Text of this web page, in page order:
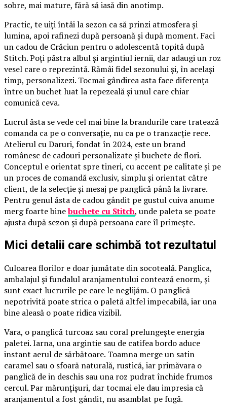
sobre, mai mature, fără să iasă din anotimp.
Practic, te uiți întâi la sezon ca să prinzi atmosfera și
lumina, apoi rafinezi după persoană și după moment. Faci
un cadou de Crăciun pentru o adolescentă topită după
Stitch. Poți păstra albul și argintiul iernii, dar adaugi un roz
vesel care o reprezintă. Rămâi fidel sezonului și, în același
timp, personalizezi. Tocmai gândirea asta face diferența
între un buchet luat la repezeală și unul care chiar
comunică ceva.
Lucrul ăsta se vede cel mai bine la brandurile care tratează
comanda ca pe o conversație, nu ca pe o tranzacție rece.
Atelierul cu Daruri, fondat în 2024, este un brand
românesc de cadouri personalizate și buchete de flori.
Conceptul e orientat spre tineri, cu accent pe calitate și pe
un proces de comandă exclusiv, simplu și orientat către
client, de la selecție și mesaj pe panglică până la livrare.
Pentru genul ăsta de cadou gândit pe gustul cuiva anume
merg foarte binebuchete cu Stitch, unde paleta se poate
ajusta după sezon și după persoana care îl primește.
Mici detalii care schimbă tot rezultatul
Culoarea florilor e doar jumătate din socoteală. Panglica,
ambalajul și fundalul aranjamentului contează enorm, și
sunt exact lucrurile pe care le neglijăm. O panglică
nepotrivită poate strica o paletă altfel impecabilă, iar una
bine aleasă o poate ridica vizibil.
Vara, o panglică turcoaz sau coral prelungește energia
paletei. Iarna, una argintie sau de catifea bordo aduce
instant aerul de sărbătoare. Toamna merge un satin
caramel sau o sfoară naturală, rustică, iar primăvara o
panglică de in deschis sau una roz pudrat închide frumos
cercul. Par mărunțișuri, dar tocmai ele dau impresia că
aranjamentul a fost gândit, nu asamblat pe fugă.